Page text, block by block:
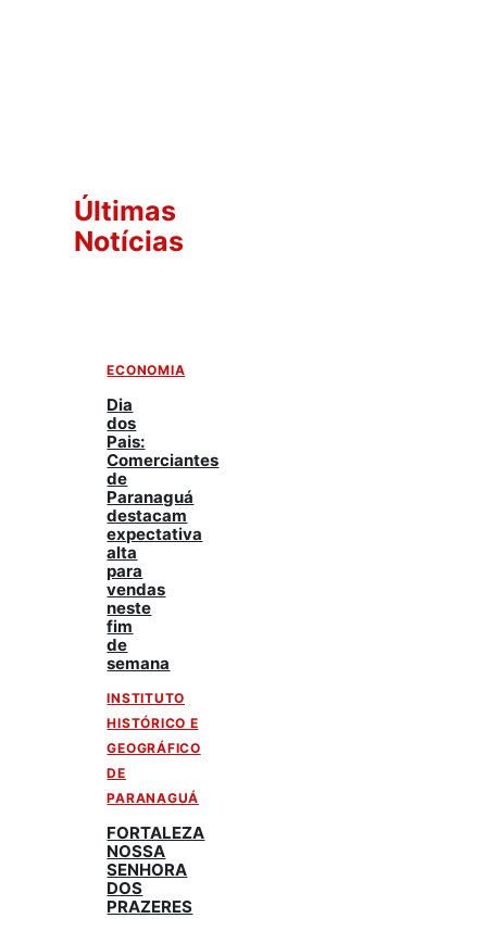
Últimas
Notícias
ECONOMIA
Dia
dos
Pais:
Comerciantes
de
Paranaguá
destacam
expectativa
alta
para
vendas
neste
fim
de
semana
INSTITUTO
HISTÓRICO E
GEOGRÁFICO
DE
PARANAGUÁ
FORTALEZA
NOSSA
SENHORA
DOS
PRAZERES